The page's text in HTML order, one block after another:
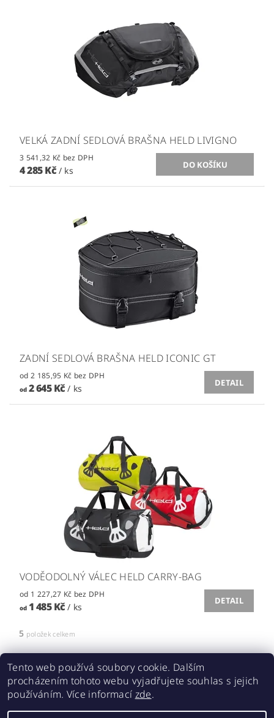
VELKÁ ZADNÍ SEDLOVÁ BRAŠNA HELD LIVIGNO
3 541,32 Kč bez DPH
4 285 Kč / ks
ZADNÍ SEDLOVÁ BRAŠNA HELD ICONIC GT
od 2 185,95 Kč bez DPH
od2 645 Kč/ ks
DETAIL
VODĚODOLNÝ VÁLEC HELD CARRY-BAG
od 1 227,27 Kč bez DPH
od1 485 Kč/ ks
DETAIL
5 položek celkem
Acebikes bezpečná přeprava, parkování motocyklů a skútrů
Tento web používá soubory cookie. Dalším
procházením tohoto webu vyjadřujete souhlas s jejich
používáním. Více informací zde.